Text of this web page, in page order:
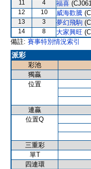
11 4 福喜
12 10 威海歡騰
13 3 夢幻飛駒
14 8 大家興旺
備註: 賽事特別情況索引
派彩
彩池
獨贏
位置
連贏
位置Q
三重彩
單T
四連環